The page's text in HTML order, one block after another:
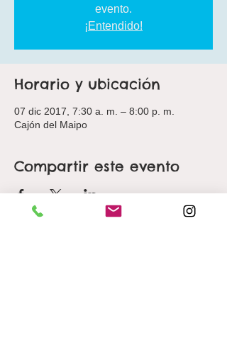
evento.
¡Entendido!
Horario y ubicación
07 dic 2017, 7:30 a. m. – 8:00 p. m.
Cajón del Maipo
Compartir este evento